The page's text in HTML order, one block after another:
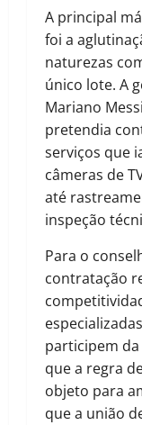
A principal
foi a
naturezas
único lote. A
Mariano
pretendia
serviços que
câmeras de
até
inspeção
Para o
contratação
participem
que a regra
objeto para
que a união